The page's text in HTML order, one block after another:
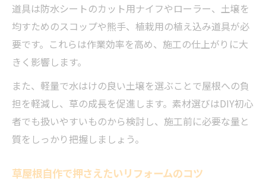
道具は防水シートのカット用ナイフやローラー、土壌を
均すためのスコップや熊手、植栽用の植え込み道具が必
要です。これらは作業効率を高め、施工の仕上がりに大
きく影響します。
また、軽量で水はけの良い土壌を選ぶことで屋根への負
担を軽減し、草の成長を促進します。素材選びはDIY初心
者でも扱いやすいものから検討し、施工前に必要な量と
質をしっかり把握しましょう。
草屋根自作で押さえたいリフォームのコツ